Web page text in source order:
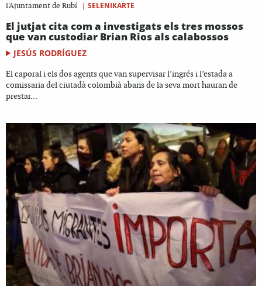
l'Ajuntament de Rubí
| SELENIKARTE
El jutjat cita com a investigats els tres mossos
que van custodiar Brian Rios als calabossos
JESÚS RODRÍGUEZ
El caporal i els dos agents que van supervisar l’ingrés i l’estada a
comissaria del ciutadà colombià abans de la seva mort hauran de
prestar...